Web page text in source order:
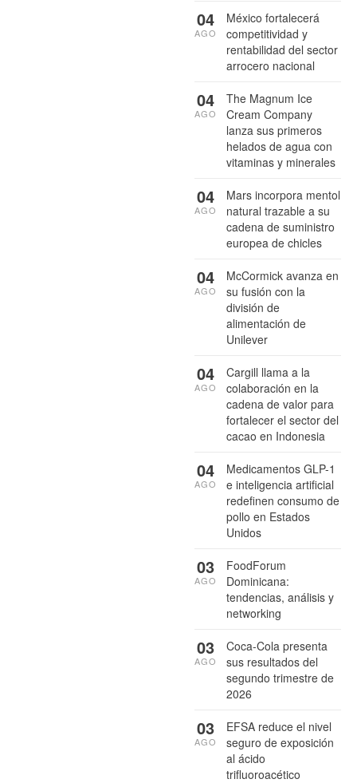
México fortalecerá
competitividad y
rentabilidad del sector
arrocero nacional
04
AGO
The Magnum Ice
Cream Company
lanza sus primeros
helados de agua con
vitaminas y minerales
04
AGO
Mars incorpora mentol
natural trazable a su
cadena de suministro
europea de chicles
04
AGO
McCormick avanza en
su fusión con la
división de
alimentación de
Unilever
04
AGO
Cargill llama a la
colaboración en la
cadena de valor para
fortalecer el sector del
cacao en Indonesia
04
AGO
Medicamentos GLP-1
e inteligencia artificial
redefinen consumo de
pollo en Estados
Unidos
04
AGO
FoodForum
Dominicana:
tendencias, análisis y
networking
03
AGO
Coca-Cola presenta
sus resultados del
segundo trimestre de
2026
03
AGO
EFSA reduce el nivel
seguro de exposición
al ácido
trifluoroacético
03
AGO